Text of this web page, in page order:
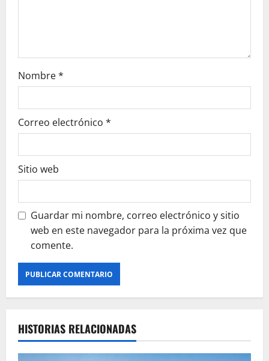
Nombre*
Correo electrónico *
Sitio web
Guardar mi nombre, correo electrónico y sitio
web en este navegador para la próxima vez que
comente.
HISTORIAS RELACIONADAS